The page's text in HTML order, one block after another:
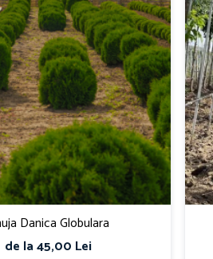
Danica Globulara
de la 45,00 Lei